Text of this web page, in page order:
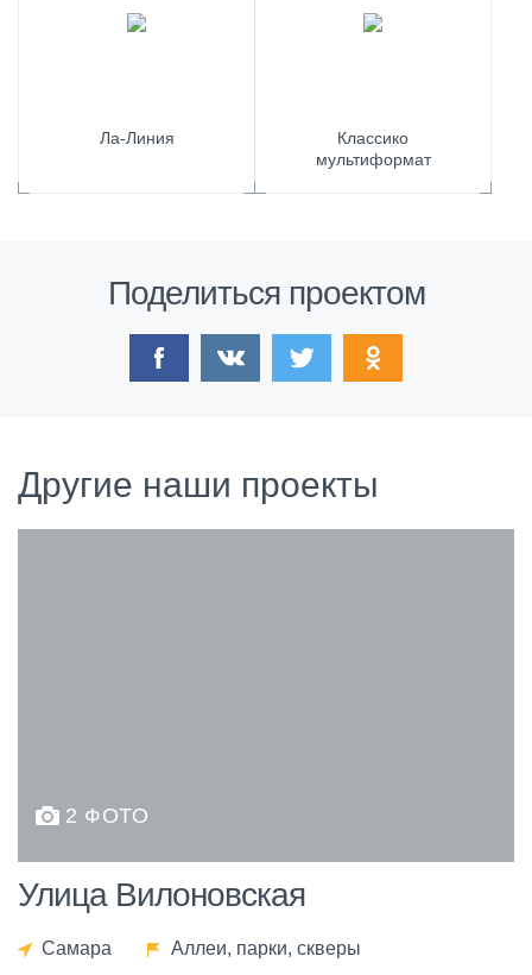
Ла-Линия
Классико
мультиформат
Поделиться проектом
Другие наши проекты
2 ФОТО
Улица Вилоновская
Самара Аллеи, парки, скверы